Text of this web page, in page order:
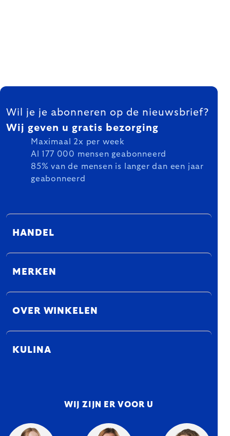
FOOTER
Wil je je abonneren op de nieuwsbrief?
Wij geven u gratis bezorging
Maximaal 2x per week
Al 177 000 mensen geabonneerd
85% van de mensen is langer dan een jaar
geabonneerd
HANDEL
MERKEN
OVER WINKELEN
KULINA
WIJ ZIJN ER VOOR U